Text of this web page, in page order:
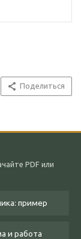
Поделиться
PDF или
пример
и работа